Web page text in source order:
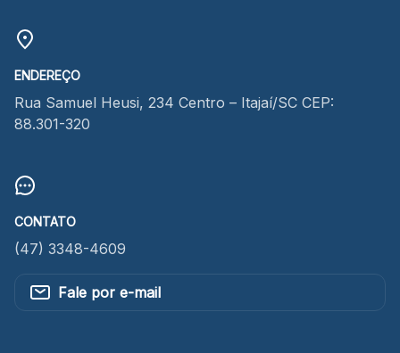
ENDEREÇO
Rua Samuel Heusi, 234 Centro – Itajaí/SC CEP:
88.301-320
CONTATO
(47) 3348-4609
Fale por e-mail